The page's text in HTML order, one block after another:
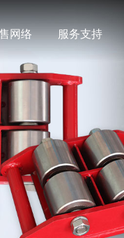
网络 服务支持